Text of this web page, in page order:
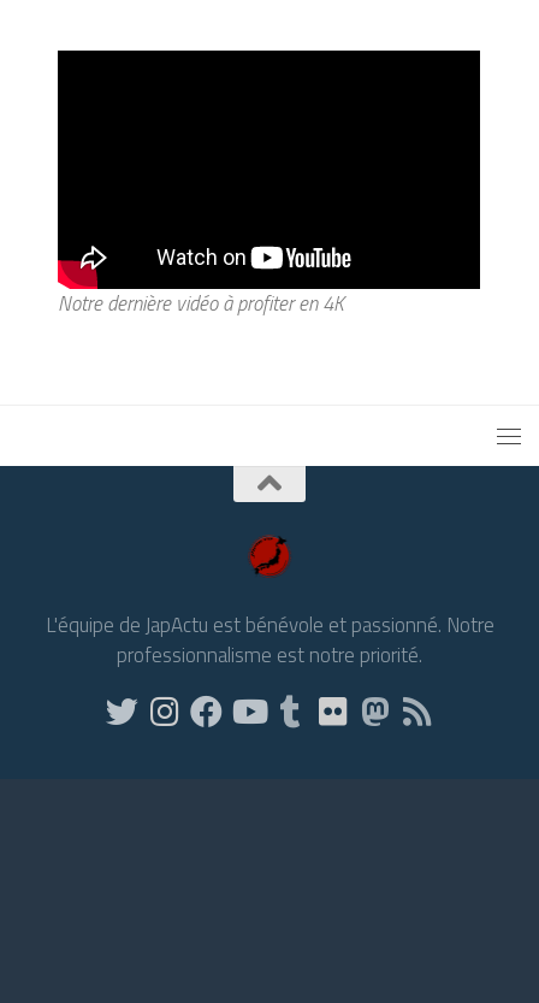
Notre dernière vidéo à profiter en 4K
L'équipe de JapActu est bénévole et passionné. Notre
professionnalisme est notre priorité.